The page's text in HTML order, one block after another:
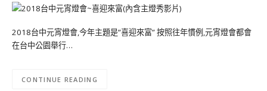
2018台中元宵燈會,今年主題是”喜迎來富” 按照往年慣例,元宵燈會都會
在台中公園舉行…
CONTINUE READING